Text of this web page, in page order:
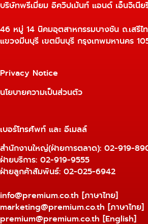
บริษัทพรีเมี่ยม อิควิปเม้นท์ แอนด์ เอ็นจิเนีย
46 หมู่ 14 นิคมอุตสาหกรรมบางชัน ถ.เสรีไ
แขวงมีนบุรี เขตมีนบุรี กรุงเทพมหานคร
Privacy Notice
นโยบายความเป็นส่วนตัว
เบอร์โทรศัพท์ และ อีเมลล์
สำนักงานใหญ่(ฝ่ายการตลาด): 02-919-
ฝ่ายบริการ: 02-919-9555
ฝ่ายลูกค้าสัมพันธ์: 02-025-6942
info@premium.co.th [ภาษาไทย]
marketing@premium.co.th [ภาษาไทย]
premium@premium.co.th [English]